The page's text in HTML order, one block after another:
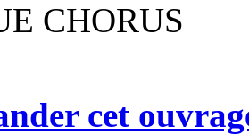
CHORUS
cet